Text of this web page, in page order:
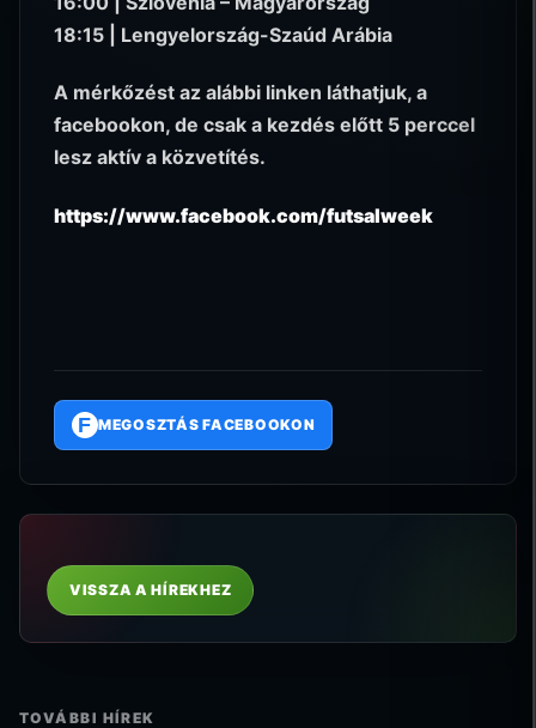
18:15 | Lengyelország-Szaúd Arábia
A mérkőzést az alábbi linken láthatjuk, a
facebookon, de csak a kezdés előtt 5 perccel
lesz aktív a közvetítés.
https://www.facebook.com/futsalweek
F MEGOSZTÁS FACEBOOKON
VISSZA A HÍREKHEZ
TOVÁBBI HÍREK